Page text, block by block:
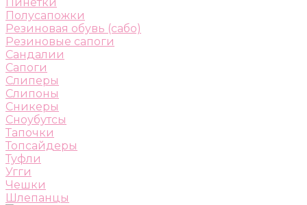
Полусапожки
Резиновая обувь (сабо)
Резиновые сапоги
Сандалии
Сапоги
Слиперы
Слипоны
Сникеры
Сноубутсы
Тапочки
Топсайдеры
Туфли
Угги
Чешки
Шлепанцы